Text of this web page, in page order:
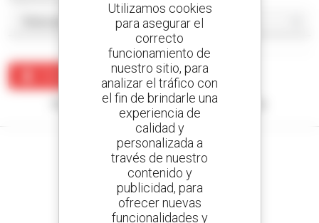
Crear una alerta
Ningún resultado corresponde con su búsqueda.
Cree sus alertas
y reciba anuncios de equipos de ocasión
Utilizamos cookies
para asegurar el
correcto
funcionamiento de
nuestro sitio, para
analizar el tráfico con
el fin de brindarle una
experiencia de
calidad y
personalizada a
través de nuestro
contenido y
publicidad, para
ofrecer nuevas
funcionalidades y